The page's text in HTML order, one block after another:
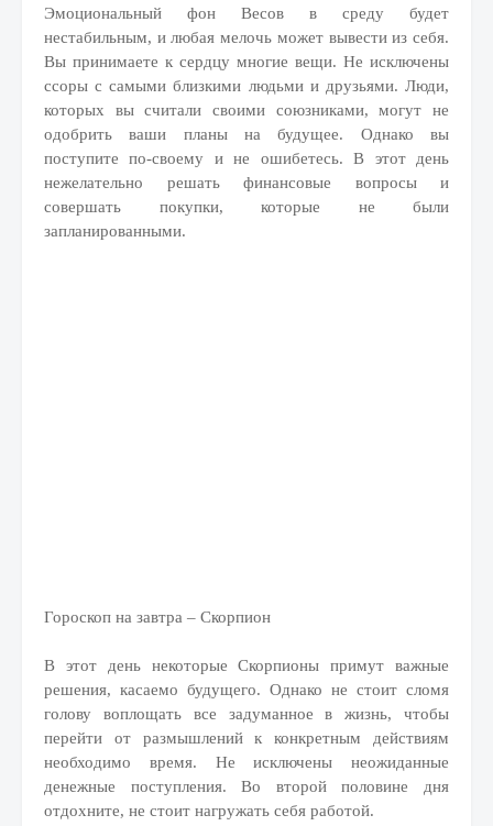
Эмоциональный фон Весов в среду будет
нестабильным, и любая мелочь может вывести из себя.
Вы принимаете к сердцу многие вещи. Не исключены
ссоры с самыми близкими людьми и друзьями. Люди,
которых вы считали своими союзниками, могут не
одобрить ваши планы на будущее. Однако вы
поступите по-своему и не ошибетесь. В этот день
нежелательно решать финансовые вопросы и
совершать покупки, которые не были
запланированными.
Гороскоп на завтра – Скорпион
В этот день некоторые Скорпионы примут важные
решения, касаемо будущего. Однако не стоит сломя
голову воплощать все задуманное в жизнь, чтобы
перейти от размышлений к конкретным действиям
необходимо время. Не исключены неожиданные
денежные поступления. Во второй половине дня
отдохните, не стоит нагружать себя работой.